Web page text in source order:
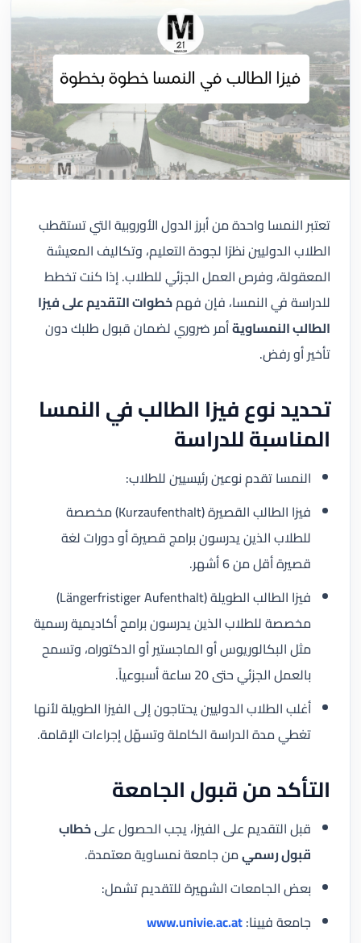
تعتبر النمسا واحدة من أبرز الدول الأوروبية التي تستقطب
الطلاب الدوليين نظرًا لجودة التعليم، وتكاليف المعيشة
المعقولة، وفرص العمل الجزئي للطلاب. إذا كنت تخطط
للدراسة في النمسا، فإن فهمخطوات التقديم على فيزا
الطالب النمساويةأمر ضروري لضمان قبول طلبك دون
تأخير أو رفض.
تحديد نوع فيزا الطالب في النمسا
المناسبة للدراسة
النمسا تقدم نوعين رئيسيين للطلاب:
فيزا الطالب القصيرة (Kurzaufenthalt) مخصصة
للطلاب الذين يدرسون برامج قصيرة أو دورات لغة
قصيرة أقل من 6 أشهر.
فيزا الطالب الطويلة (Längerfristiger Aufenthalt)
مخصصة للطلاب الذين يدرسون برامج أكاديمية رسمية
مثل البكالوريوس أو الماجستير أو الدكتوراه، وتسمح
بالعمل الجزئي حتى 20 ساعة أسبوعياً.
أغلب الطلاب الدوليين يحتاجون إلى الفيزا الطويلة لأنها
تغطي مدة الدراسة الكاملة وتسهّل إجراءات الإقامة.
التأكد من قبول الجامعة
قبل التقديم على الفيزا، يجب الحصول علىخطاب
قبول رسميمن جامعة نمساوية معتمدة.
بعض الجامعات الشهيرة للتقديم تشمل:
جامعة فيينا:www.univie.ac.at